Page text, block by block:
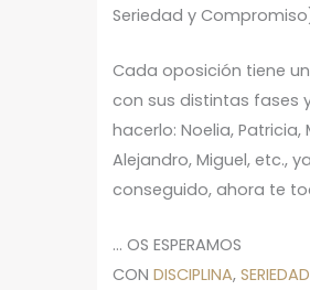
Seriedad y
Cada oposición tiene
con sus distintas fases
hacerlo: Noelia, Patricia,
Alejandro, Miguel, etc.,
conseguido, ahora te
… OS ESPERAMOS
CON DISCIPLINA,SERIEDAD